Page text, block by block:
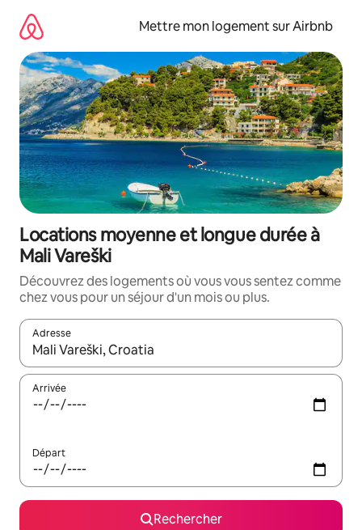
directement
contenu
Mettre mon logement sur Airbnb
Locations moyenne et longue durée à
Mali Vareški
Découvrez des logements où vous vous sentez comme
chez vous pour un séjour d'un mois ou plus.
Adresse
Lorsque les résultats s'affichent, utilisez les flèches vers le
Arrivée
Départ
Rechercher